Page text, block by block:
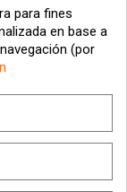
para fines
en base a
(por